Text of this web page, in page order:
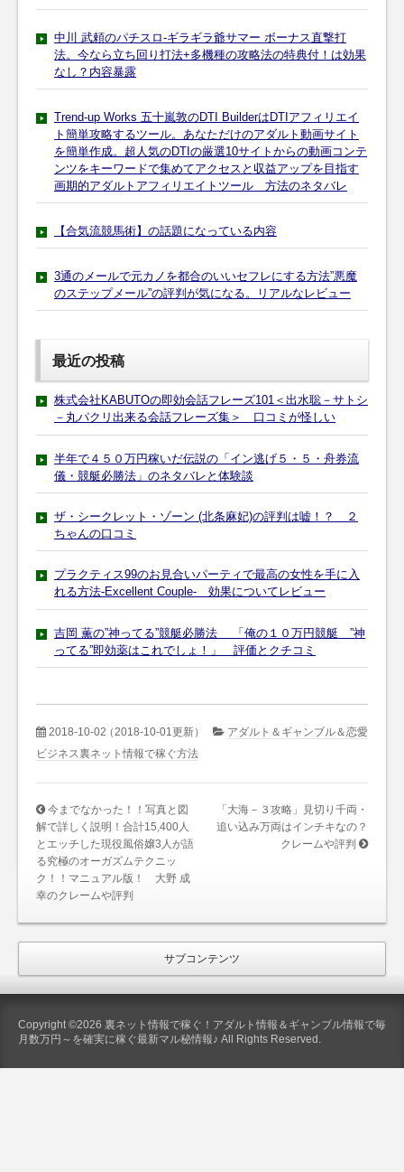
中川 武頼のパチスロ-ギラギラ爺サマー ボーナス直撃打
法。今なら立ち回り打法+多機種の攻略法の特典付！は効果
なし？内容暴露
Trend-up Works 五十嵐敦のDTI BuilderはDTIアフィリエイ
ト簡単攻略するツール。あなただけのアダルト動画サイト
を簡単作成。超人気のDTIの厳選10サイトからの動画コンテ
ンツをキーワードで集めてアクセスと収益アップを目指す
画期的アダルトアフィリエイトツール 方法のネタバレ
【合気流競馬術】の話題になっている内容
3通のメールで元カノを都合のいいセフレにする方法”悪魔
のステップメール”の評判が気になる。リアルなレビュー
最近の投稿
株式会社KABUTOの即効会話フレーズ101＜出水聡－サトシ
－丸パクリ出来る会話フレーズ集＞ 口コミが怪しい
半年で４５０万円稼いだ伝説の「イン逃げ５・５・舟券流
儀・競艇必勝法」のネタバレと体験談
ザ・シークレット・ゾーン (北条麻妃)の評判は嘘！？ ２
ちゃんの口コミ
プラクティス99のお見合いパーティで最高の女性を手に入
れる方法-Excellent Couple- 効果についてレビュー
吉岡 薫の”神ってる”競艇必勝法 「俺の１０万円競艇 ”神
ってる”即効薬はこれでしょ！」 評価とクチコミ
2018-10-02（2018-10-01更新）
アダルト＆ギャンブル＆恋愛
ビジネス裏ネット情報で稼ぐ方法
今までなかった！！写真と図
解で詳しく説明！合計15,400人
とエッチした現役風俗嬢3人が語
る究極のオーガズムテクニッ
ク！！マニュアル版！ 大野 成
幸のクレームや評判
「大海－３攻略」見切り千両・
追い込み万両はインチキなの？
クレームや評判
サブコンテンツ
Copyright ©2026 裏ネット情報で稼ぐ！アダルト情報＆ギャンブル情報で毎
月数万円～を確実に稼ぐ最新マル秘情報♪ All Rights Reserved.